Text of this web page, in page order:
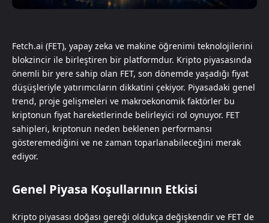
Fetch.ai (FET), yapay zeka ve makine öğrenimi teknolojilerini
blokzincir ile birleştiren bir platformdur. Kripto piyasasında
önemli bir yere sahip olan FET, son dönemde yaşadığı fiyat
düşüşleriyle yatırımcıların dikkatini çekiyor. Piyasadaki genel
trend, proje gelişmeleri ve makroekonomik faktörler bu
kriptonun fiyat hareketlerinde belirleyici rol oynuyor. FET
sahipleri, kriptonun neden beklenen performansı
gösteremediğini ve ne zaman toparlanabileceğini merak
ediyor.
Genel Piyasa Koşullarının Etkisi
Kripto piyasası doğası gereği oldukça değişkendir ve FET de